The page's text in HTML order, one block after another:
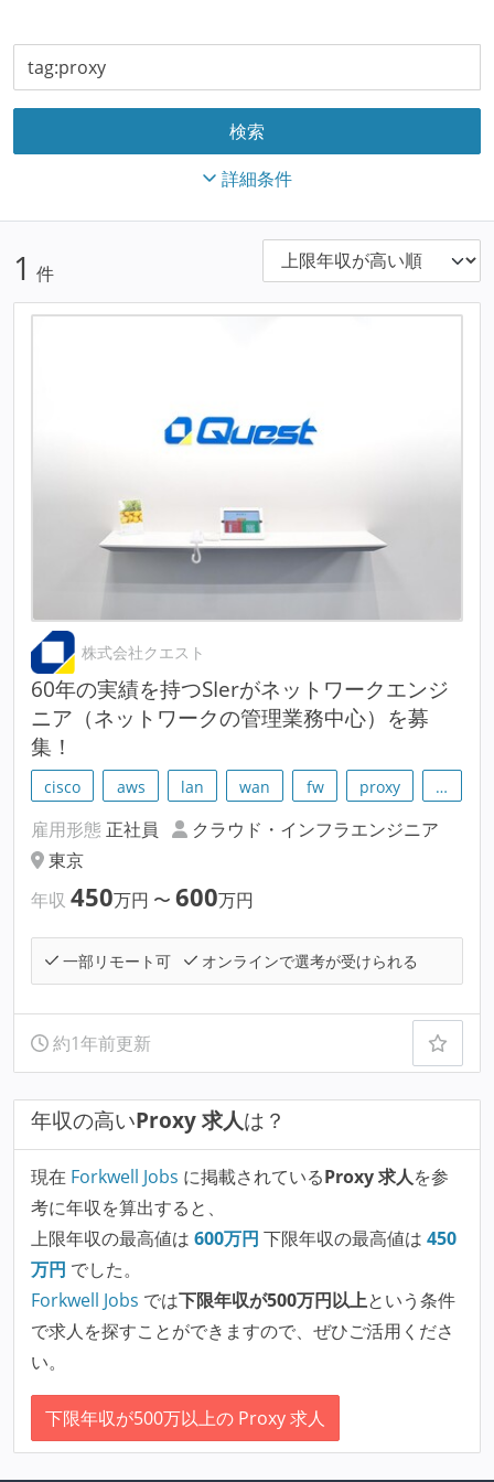
詳細条件
1 件
株式会社クエスト
60年の実績を持つSIerがネットワークエンジ
ニア（ネットワークの管理業務中心）を募
集！
cisco aws lan wan fw proxy …
雇用形態 正社員
クラウド・インフラエンジニア
東京
年収 450万円 〜 600万円
一部リモート可 オンラインで選考が受けられる
約1年前更新
年収の高いProxy 求人は？
現在 Forkwell Jobs に掲載されているProxy 求人を参
考に年収を算出すると、
上限年収の最高値は 600万円 下限年収の最高値は 450
万円 でした。
Forkwell Jobs では下限年収が500万円以上という条件
で求人を探すことができますので、ぜひご活用くださ
い。
下限年収が500万以上の Proxy 求人